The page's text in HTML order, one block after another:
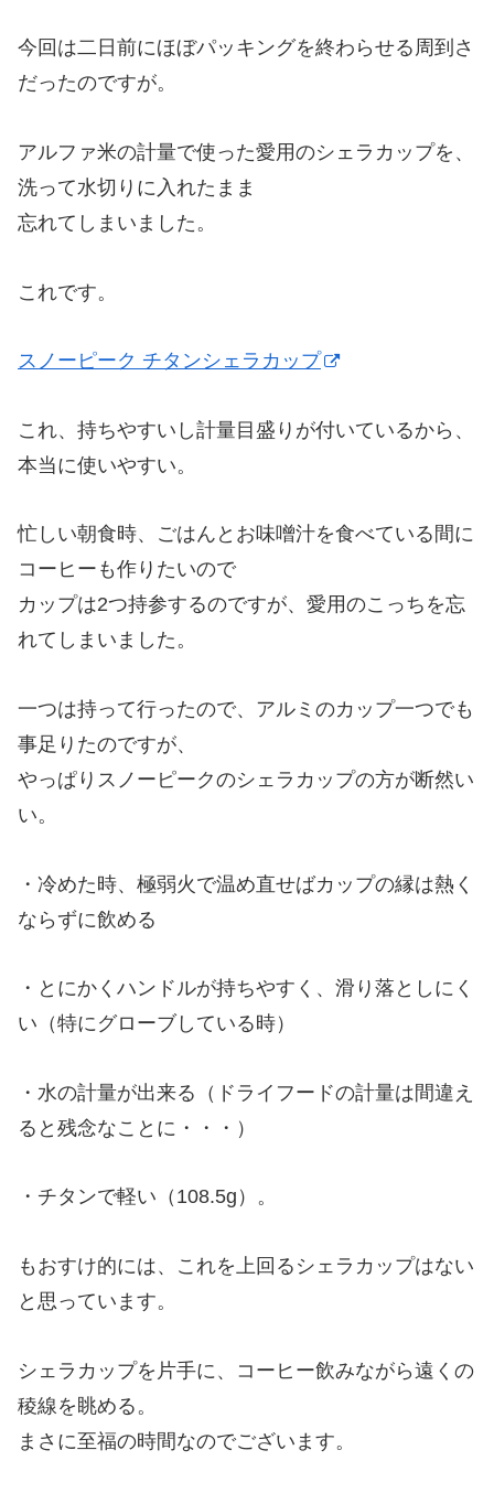
今回は二日前にほぼパッキングを終わらせる周到さ
だったのですが。
アルファ米の計量で使った愛用のシェラカップを、
洗って水切りに入れたまま
忘れてしまいました。
これです。
スノーピーク チタンシェラカップ
これ、持ちやすいし計量目盛りが付いているから、
本当に使いやすい。
忙しい朝食時、ごはんとお味噌汁を食べている間に
コーヒーも作りたいので
カップは2つ持参するのですが、愛用のこっちを忘
れてしまいました。
一つは持って行ったので、アルミのカップ一つでも
事足りたのですが、
やっぱりスノーピークのシェラカップの方が断然い
い。
・冷めた時、極弱火で温め直せばカップの縁は熱く
ならずに飲める
・とにかくハンドルが持ちやすく、滑り落としにく
い（特にグローブしている時）
・水の計量が出来る（ドライフードの計量は間違え
ると残念なことに・・・）
・チタンで軽い（108.5g）。
もおすけ的には、これを上回るシェラカップはない
と思っています。
シェラカップを片手に、コーヒー飲みながら遠くの
稜線を眺める。
まさに至福の時間なのでございます。